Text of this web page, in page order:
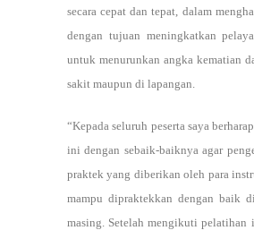
secara cepat dan tepat, dalam
dengan tujuan meningkatkan
untuk menurunkan angka kematian
sakit maupun di lapangan.
“Kepada seluruh peserta saya
ini dengan sebaik-baiknya agar
praktek yang diberikan oleh para
mampu dipraktekkan dengan baik
masing. Setelah mengikuti pelatihan